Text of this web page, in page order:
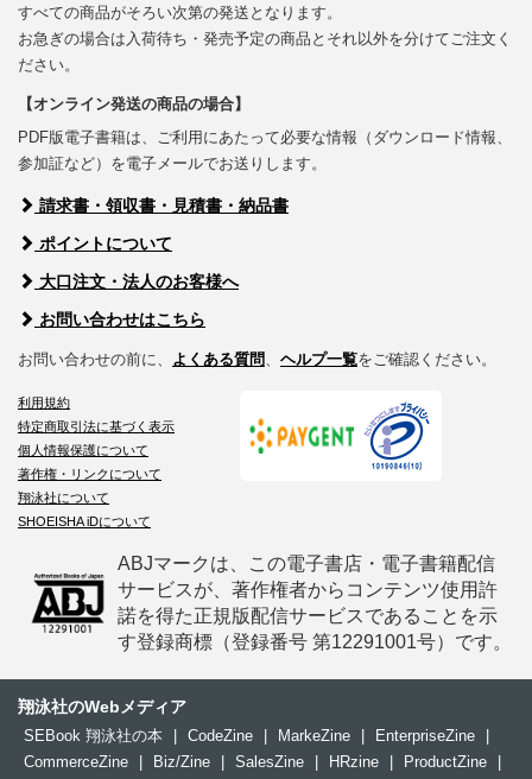
すべての商品がそろい次第の発送となります。
お急ぎの場合は入荷待ち・発売予定の商品とそれ以外を分けてご注文く
ださい。
【オンライン発送の商品の場合】
PDF版電子書籍は、ご利用にあたって必要な情報（ダウンロード情報、
参加証など）を電子メールでお送りします。
請求書・領収書・見積書・納品書
ポイントについて
大口注文・法人のお客様へ
お問い合わせはこちら
お問い合わせの前に、 よくある質問 ヘルプ一覧をご確認ください。
利用規約
特定商取引法に基づく表示
個人情報保護について
著作権・リンクについて
翔泳社について
SHOEISHA iDについて
ABJマークは、この電子書店・電子書籍配信
サービスが、著作権者からコンテンツ使用許
諾を得た正規版配信サービスであることを示
す登録商標（登録番号 第12291001号）です。
翔泳社のWebメディア
SEBook 翔泳社の本 | CodeZine | MarkeZine | EnterpriseZine
|
CommerceZine
| Biz/Zine | SalesZine | HRzine | ProductZine
|